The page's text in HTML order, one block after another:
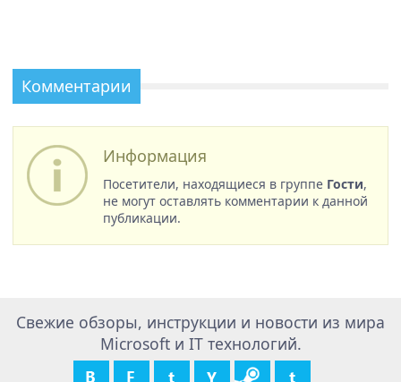
Комментарии
Информация
Посетители, находящиеся в группе Гости,
не могут оставлять комментарии к данной
публикации.
Свежие обзоры, инструкции и новости из мира
Microsoft и IT технологий.